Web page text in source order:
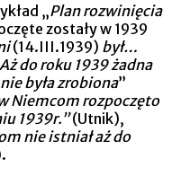
„Plan rozwinięcia
zostały w 1939
(14.III.1939) był…
Aż do roku 1939 żadna
była zrobiona”
Niemcom rozpoczęto
1939r.”(Utnik),
nie istniał aż do